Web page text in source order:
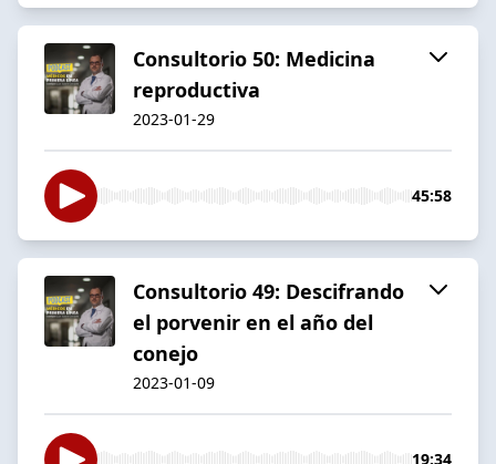
Consultorio 50: Medicina
reproductiva
2023-01-29
45:58
Consultorio 49: Descifrando
el porvenir en el año del
conejo
2023-01-09
19:34